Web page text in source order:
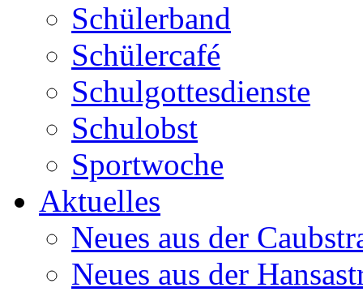
Schülerband
Schülercafé
Schulgottesdienste
Schulobst
Sportwoche
Aktuelles
Neues aus der
Neues aus der